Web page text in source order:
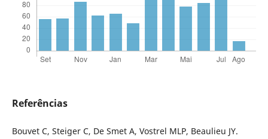
Referências
Bouvet C, Steiger C, De Smet A, Vostrel MLP, Beaulieu JY.